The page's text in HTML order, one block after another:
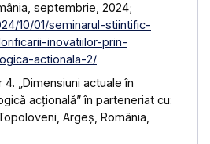
septembrie, 2024;
10/01/seminarul-stiintific-
inovatiilor-prin-
actionala-2/
„Dimensiuni actuale în
acțională” în parteneriat cu:
Argeș, România,